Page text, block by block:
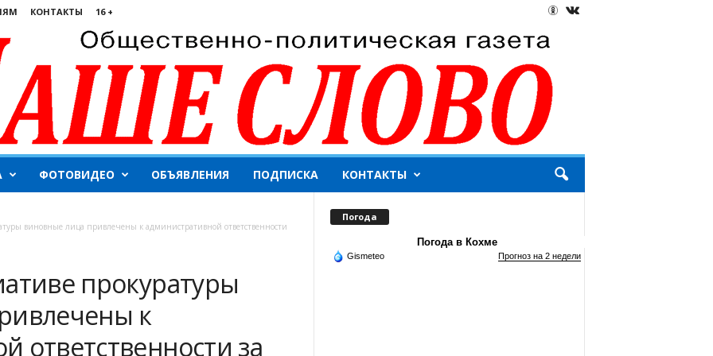
КОНТАКТЫ 16 +
ФОТОВИДЕО ОБЪЯВЛЕНИЯ ПОДПИСКА КОНТАКТЫ
виновные лица привлечены к административной ответственности
прокуратуры
к
ответственности за
Погода
Погода в Кохме
Gismeteo Прогноз на 2 недели